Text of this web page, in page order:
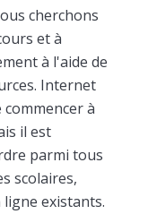
cherchons
et à
à l'aide de
Internet
à
il est
parmi tous
scolaires,
existants.